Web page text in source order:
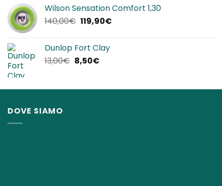
era:
25,00€.
è:
22,90€.
Wilson Sensation Comfort 1,30
140,00€ Il
era:
140,00€.
119,90€Il
Dunlop Fort Clay
13,00€ Il
era:
8,50€Il
è:
DOVE SIAMO